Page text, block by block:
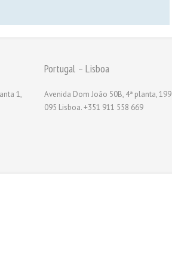
1,
Portugal – Lisboa
Avenida Dom João 50B, 4ª planta,
095 Lisboa. +351 911 558 669